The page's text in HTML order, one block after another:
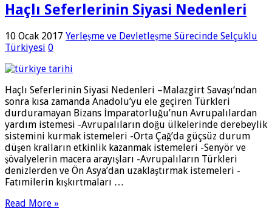
Haçlı Seferlerinin Siyasi Nedenleri
10 Ocak 2017 Yerleşme ve Devletleşme Sürecinde Selçuklu
Türkiyesi 0
Haçlı Seferlerinin Siyasi Nedenleri –Malazgirt Savaşı‘ndan
sonra kısa zamanda Anadolu’yu ele geçiren Türkleri
durduramayan Bizans İmparatorluğu’nun Avrupalılardan
yardım istemesi -Avrupalıların doğu ülkelerinde derebeylik
sistemini kurmak istemeleri -Orta Çağ’da güçsüz durum
düşen kralların etkinlik kazanmak istemeleri -Senyör ve
şövalyelerin macera arayışları -Avrupalıların Türkleri
denizlerden ve Ön Asya’dan uzaklaştırmak istemeleri -
Fatımilerin kışkırtmaları …
Read More »